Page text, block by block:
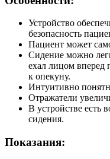
Устройство
безопасность
Пациент может
Сидение можно
ехал лицом вперед
к опекуну.
Интуитивно
Отражатели
В устройстве есть
сидения.
Показания: